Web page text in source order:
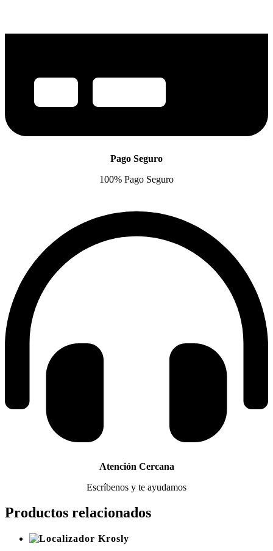
Pago Seguro
100% Pago Seguro
Atención Cercana
Escríbenos y te ayudamos
Productos relacionados